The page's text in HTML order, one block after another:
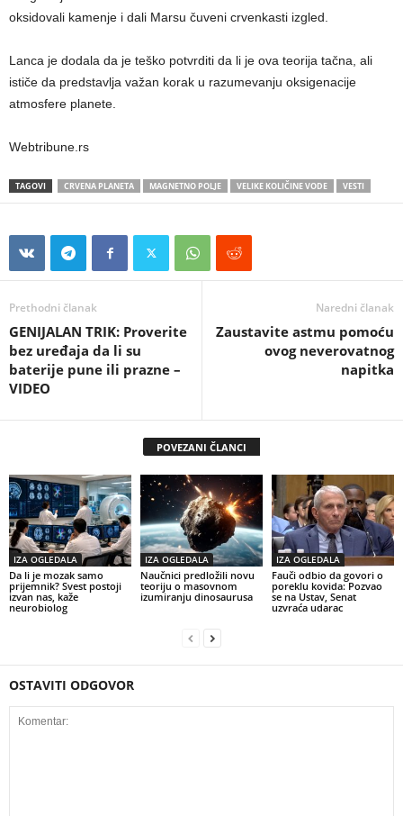
oksidovali kamenje i dali Marsu čuveni crvenkasti izgled.
Lanca je dodala da je teško potvrditi da li je ova teorija tačna, ali
ističe da predstavlja važan korak u razumevanju oksigenacije
atmosfere planete.
Webtribune.rs
TAGOVI CRVENA PLANETA MAGNETNO POLJE VELIKE KOLIČINE VODE VESTI
Prethodni članak
GENIJALAN TRIK: Proverite
bez uređaja da li su
baterije pune ili prazne –
VIDEO
Naredni članak
Zaustavite astmu pomoću
ovog neverovatnog
napitka
POVEZANI ČLANCI
IZA OGLEDALA
Da li je mozak samo
prijemnik? Svest postoji
izvan nas, kaže
neurobiolog
IZA OGLEDALA
Naučnici predložili novu
teoriju o masovnom
izumiranju dinosaurusa
IZA OGLEDALA
Fauči odbio da govori o
poreklu kovida: Pozvao
se na Ustav, Senat
uzvraća udarac
OSTAVITI ODGOVOR